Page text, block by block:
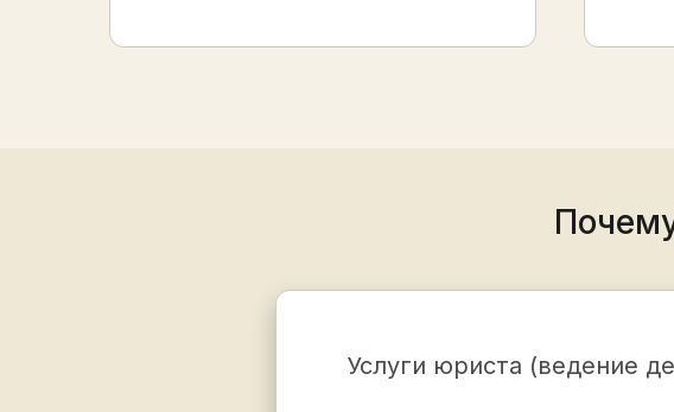
Услуги юриста (ведение